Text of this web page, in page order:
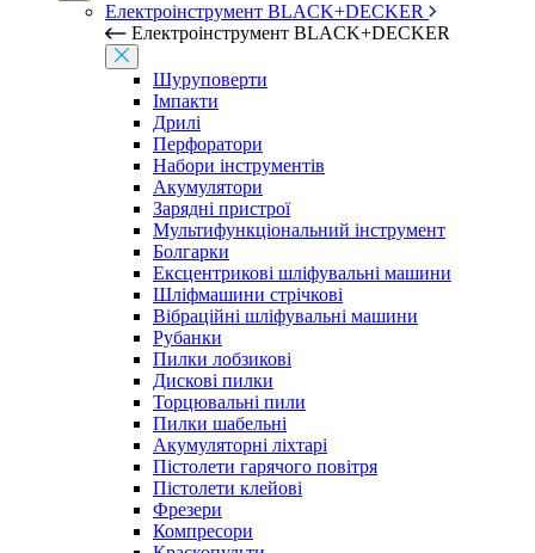
Електроінструмент BLACK+DECKER
Електроінструмент BLACK+DECKER
Шуруповерти
Імпакти
Дрилі
Перфоратори
Набори інструментів
Акумулятори
Зарядні пристрої
Мультифункціональний інструмент
Болгарки
Ексцентрикові шліфувальні машини
Шліфмашини стрічкові
Вібраційні шліфувальні машини
Рубанки
Пилки лобзикові
Дискові пилки
Торцювальні пили
Пилки шабельні
Акумуляторні ліхтарі
Пістолети гарячого повітря
Пістолети клейові
Фрезери
Компресори